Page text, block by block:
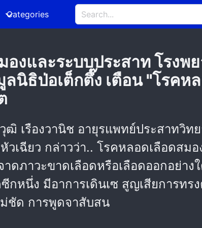
Categories
งและระบบประสาท โรงพ
ลนิธิป่อเต็กตึ๊ง เตือน "โรคห
ฒิ เรืองวานิช อายุรแพทย์ประสาทวิท
วเฉียว กล่าวว่า.. โรคหลอดเลือดสม
าดภาวะขาดเลือดหรือเลือดออกอย่า
กหนึ่ง มีอาการเดินเซ สูญเสียการท
ชัด การพูดจาสับสน